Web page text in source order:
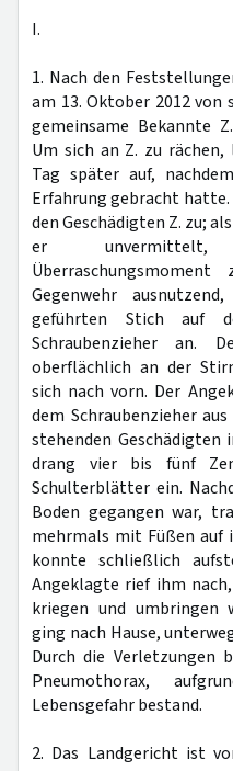
I.
1. Nach den
am 13. Oktober 2012 von
gemeinsame Bekannte
Um sich an Z. zu
Tag später auf,
Erfahrung gebracht
den Geschädigten Z. zu;
er
Gegenwehr
geführten Stich auf
Schraubenzieher an.
oberflächlich an der
sich nach vorn. Der
dem Schraubenzieher
stehenden Geschädigten
drang vier bis fünf
Schulterblätter ein.
Boden gegangen war,
mehrmals mit Füßen auf
konnte schließlich
Angeklagte rief ihm
kriegen und umbringen
ging nach Hause,
Durch die Verletzungen
Pneumothorax,
Lebensgefahr bestand.
2. Das Landgericht ist